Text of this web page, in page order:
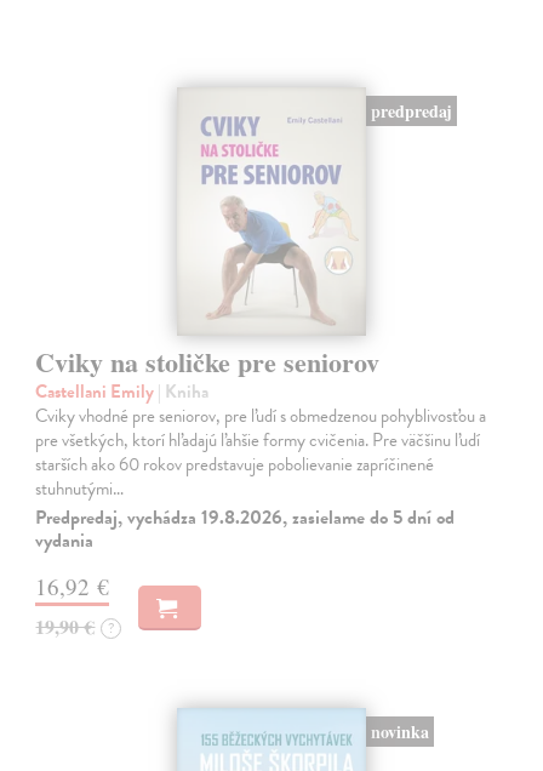
predpredaj
Cviky na stoličke pre seniorov
Castellani Emily| Kniha
Cviky vhodné pre seniorov, pre ľudí s obmedzenou pohyblivosťou a
pre všetkých, ktorí hľadajú ľahšie formy cvičenia. Pre väčšinu ľudí
starších ako 60 rokov predstavuje pobolievanie zapríčinené
stuhnutými…
Predpredaj, vychádza 19.8.2026, zasielame do 5 dní od
vydania
16,92 €
19,90 € ?
novinka